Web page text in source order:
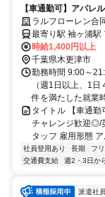
【車通勤可】アパレ
歓迎◎/英語や中国語
ラルフローレン合
STORE 木更津
時給1,400円以上
千葉県木更津市
勤務時間 9:00～
（週1日以上、1
件を満たした就業
タイトル 【車通勤
チャレンジ歓迎◎/
タッフ 雇用形態
社員登用あり 長期 フ
交通費支給
週2・3日か
派遣社員